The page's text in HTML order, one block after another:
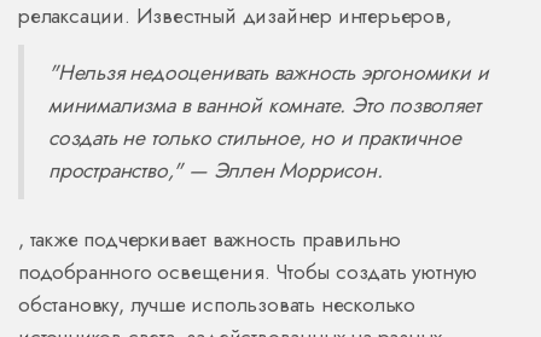
релаксации. Известный дизайнер интерьеров,
"Нельзя недооценивать важность эргономики и
минимализма в ванной комнате. Это позволяет
создать не только стильное, но и практичное
пространство," — Эллен Моррисон.
, также подчеркивает важность правильно
подобранного освещения. Чтобы создать уютную
обстановку, лучше использовать несколько